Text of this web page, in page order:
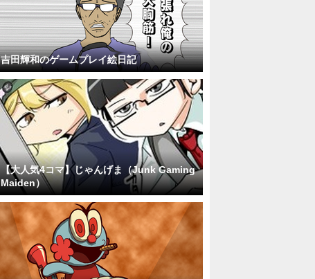
吉田輝和のゲームプレイ絵日記
【大人気4コマ】じゃんげま（Junk Gaming
Maiden）